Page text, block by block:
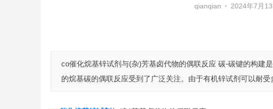
qianqian • 2024年7月13
co催化烷基锌试剂与(杂)芳基卤代物的偶联反应 碳-碳键的构建
的烷基碳的偶联反应受到了广泛关注。由于有机锌试剂可以耐